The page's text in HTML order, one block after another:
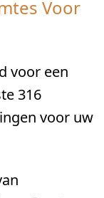
Voor
voor een
316
voor uw